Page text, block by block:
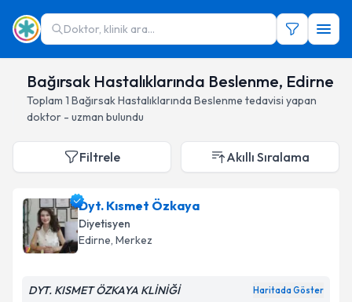
Doktor, klinik ara...
Bağırsak Hastalıklarında Beslenme, Edirne
Toplam 1 Bağırsak Hastalıklarında Beslenme tedavisi yapan
doktor - uzman bulundu
Filtrele Akıllı Sıralama
Dyt. Kısmet Özkaya
Diyetisyen
Edirne, Merkez
DYT. KISMET ÖZKAYA KLİNİĞİ Haritada Göster